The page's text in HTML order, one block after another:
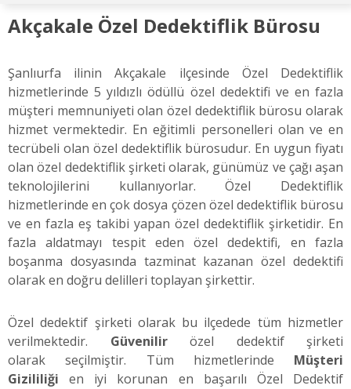
Akçakale Özel Dedektiflik Bürosu
Şanlıurfa ilinin Akçakale ilçesinde Özel Dedektiflik
hizmetlerinde 5 yıldızlı ödüllü özel dedektifi ve en fazla
müşteri memnuniyeti olan özel dedektiflik bürosu olarak
hizmet vermektedir. En eğitimli personelleri olan ve en
tecrübeli olan özel dedektiflik bürosudur. En uygun fiyatı
olan özel dedektiflik şirketi olarak, günümüz ve çağı aşan
teknolojilerini kullanıyorlar. Özel Dedektiflik
hizmetlerinde en çok dosya çözen özel dedektiflik bürosu
ve en fazla eş takibi yapan özel dedektiflik şirketidir. En
fazla aldatmayı tespit eden özel dedektifi, en fazla
boşanma dosyasında tazminat kazanan özel dedektifi
olarak en doğru delilleri toplayan şirkettir.
Özel dedektif şirketi olarak bu ilçedede tüm hizmetler
verilmektedir. Güvenilirözel dedektif şirketi
olarak seçilmiştir. Tüm hizmetlerinde Müşteri
Gizililiğien iyi korunan en başarılı Özel Dedektif